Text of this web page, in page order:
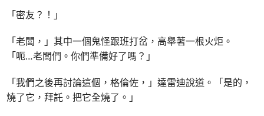
「密友？！」
「老闆，」其中一個鬼怪跟班打岔，高舉著一根火炬。
「呃…老闆們。你們準備好了嗎？」
「我們之後再討論這個，格倫佐，」達雷迪說道。「是的，
燒了它，拜託。把它全燒了。」